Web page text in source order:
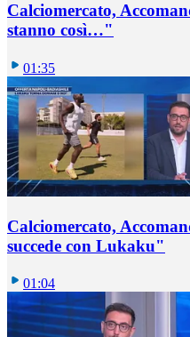
Calciomercato,
stanno così…"
01:35
Calciomercato,
succede con Lukaku"
01:04